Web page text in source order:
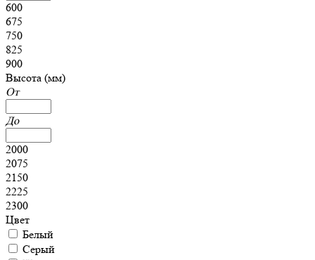
600
675
750
825
900
Высота (мм)
От
До
2000
2075
2150
2225
2300
Цвет
Белый
Серый